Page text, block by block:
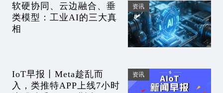
软硬协同、云边融合、垂
类模型：工业AI的三大真
相
资讯
IoT早报丨Meta趁乱而
入，类推特APP上线7小时
资讯